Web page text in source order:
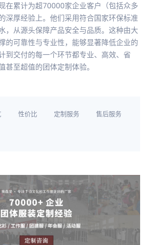
在累计为超70000家企业客户（包括众多
深厚经验上。他们采用符合国家环保标准
，从源头保障产品安全与品质。这种由大
的可靠性与专业性，能够显著降低企业的
到交付的每一个环节都专业、高效、省
甚至超值的团体定制体验。
性价比 定制服务 售后服务